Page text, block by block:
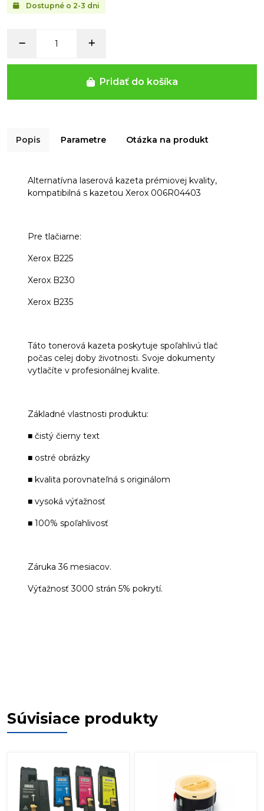
Dostupné o 2-3 dni
Pridať do košíka
Popis Parametre Otázka na produkt
Alternatívna laserová kazeta prémiovej kvality,
kompatibilná s kazetou Xerox 006R04403
Pre tlačiarne:
Xerox B225
Xerox B230
Xerox B235
Táto tonerová kazeta poskytuje spoľahlivú tlač
počas celej doby životnosti. Svoje dokumenty
vytlačíte v profesionálnej kvalite.
Základné vlastnosti produktu:
■ čistý čierny text
■ ostré obrázky
■ kvalita porovnateľná s originálom
■ vysoká výťažnosť
■ 100% spoľahlivosť
Záruka 36 mesiacov.
Výťažnosť 3000 strán 5% pokrytí.
Súvisiace produkty